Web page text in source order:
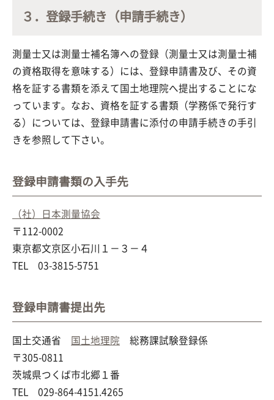
３．登録手続き（申請手続き）
測量士又は測量士補名簿への登録（測量士又は測量士補
の資格取得を意味する）には、登録申請書及び、その資
格を証する書類を添えて国土地理院へ提出することにな
っています。なお、資格を証する書類（学務係で発行す
る）については、登録申請書に添付の申請手続きの手引
きを参照して下さい。
登録申請書類の入手先
（社）日本測量協会
〒112-0002
東京都文京区小石川１－３－４
TEL 03-3815-5751
登録申請書提出先
国土交通省 国土地理院 総務課試験登録係
〒305-0811
茨城県つくば市北郷１番
TEL 029-864-4151.4265